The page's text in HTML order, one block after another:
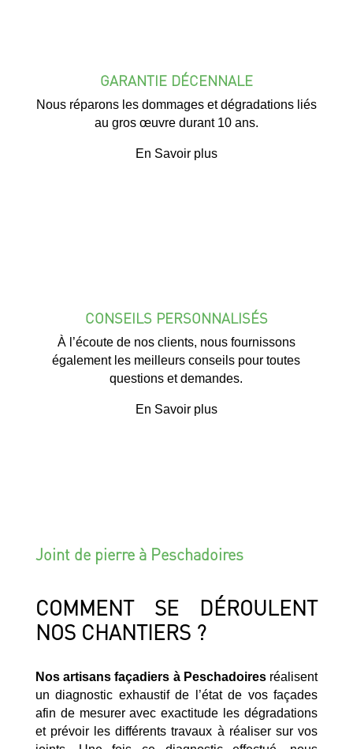
GARANTIE DÉCENNALE
Nous réparons les dommages et dégradations liés
au gros œuvre durant 10 ans.
En Savoir plus
CONSEILS PERSONNALISÉS
À l’écoute de nos clients, nous fournissons
également les meilleurs conseils pour toutes
questions et demandes.
En Savoir plus
Joint de pierre à Peschadoires
COMMENT SE DÉROULENT
NOS CHANTIERS ?
Nos artisans façadiers à Peschadoiresréalisent
un diagnostic exhaustif de l’état de vos façades
afin de mesurer avec exactitude les dégradations
et prévoir les différents travaux à réaliser sur vos